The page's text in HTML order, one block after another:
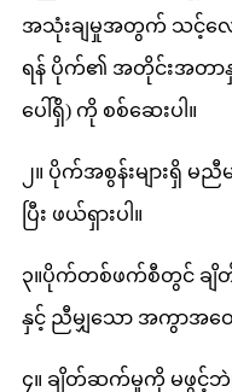
အသုံးချမှုအတွက် သင့်လျေ
ရန် ပိုက်၏ အတိုင်းအတာ
ပေါ်ရှိ) ကို စစ်ဆေးပါ။
၂။ ပိုက်အစွန်းများရှိ မ
ပြီး ဖယ်ရှားပါ။
၃။ပိုက်တစ်ဖက်စီတွင်
နှင့် ညီမျှသော အကွာအဝ
၄။ ချိတ်ဆက်မှုကို မဖွင့်